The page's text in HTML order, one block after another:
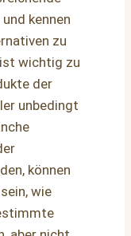
kennen
zu
wichtig zu
der
unbedingt
können
wie